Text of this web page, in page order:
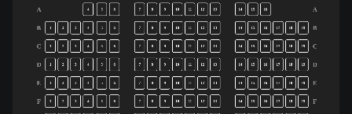
A
B
C
D
E
F
A
B
C
D
E
F
5 6 7 9 10 11 12 13 14 15 16
1 2 3 4 5 6 7 8 9 10 11 12 13 14 15 16 17 18 19
1 2 3 4 5 6 7 8 9 10 11 12 13 14 15 16 17 18 19
2 3 4 5 6 7 8 9 10 12 13 14 15 16 17 18 19
1 2 3 4 5 6 7 8 9 10 11 12 13 14 15 16 17 18 19
1 2 3 4 6 7 8 9 10 11 12 13 14 15 16 17 18 19